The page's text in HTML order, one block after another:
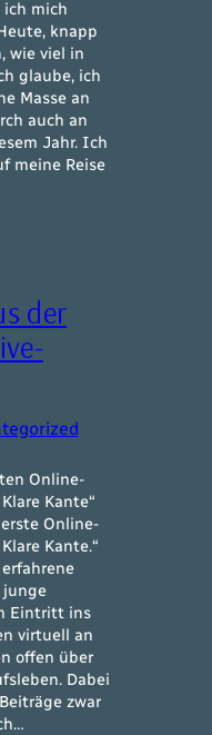
mich
knapp
wie viel in
glaube, ich
Masse an
auch an
Jahr. Ich
meine Reise
der
Online-
Kante“
Online-
Kante.“
Eintritt ins
virtuell an
offen über
Dabei
zwar